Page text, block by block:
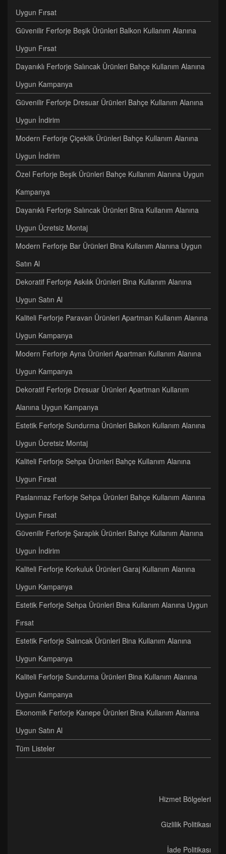
Uygun Fırsat
Güvenilir Ferforje Beşik Ürünleri Balkon Kullanım Alanına
Uygun Fırsat
Dayanıklı Ferforje Salıncak Ürünleri Bahçe Kullanım Alanına
Uygun Kampanya
Güvenilir Ferforje Dresuar Ürünleri Bahçe Kullanım Alanına
Uygun İndirim
Modern Ferforje Çiçeklik Ürünleri Bahçe Kullanım Alanına
Uygun İndirim
Özel Ferforje Beşik Ürünleri Bahçe Kullanım Alanına Uygun
Kampanya
Dayanıklı Ferforje Salıncak Ürünleri Bina Kullanım Alanına
Uygun Ücretsiz Montaj
Modern Ferforje Bar Ürünleri Bina Kullanım Alanına Uygun
Satın Al
Dekoratif Ferforje Askılık Ürünleri Bina Kullanım Alanına
Uygun Satın Al
Kaliteli Ferforje Paravan Ürünleri Apartman Kullanım Alanına
Uygun Kampanya
Modern Ferforje Ayna Ürünleri Apartman Kullanım Alanına
Uygun Kampanya
Dekoratif Ferforje Dresuar Ürünleri Apartman Kullanım
Alanına Uygun Kampanya
Estetik Ferforje Sundurma Ürünleri Balkon Kullanım Alanına
Uygun Ücretsiz Montaj
Kaliteli Ferforje Sehpa Ürünleri Bahçe Kullanım Alanına
Uygun Fırsat
Paslanmaz Ferforje Sehpa Ürünleri Bahçe Kullanım Alanına
Uygun Fırsat
Güvenilir Ferforje Şaraplık Ürünleri Bahçe Kullanım Alanına
Uygun İndirim
Kaliteli Ferforje Korkuluk Ürünleri Garaj Kullanım Alanına
Uygun Kampanya
Estetik Ferforje Sehpa Ürünleri Bina Kullanım Alanına Uygun
Fırsat
Estetik Ferforje Salıncak Ürünleri Bina Kullanım Alanına
Uygun Kampanya
Kaliteli Ferforje Sundurma Ürünleri Bina Kullanım Alanına
Uygun Kampanya
Ekonomik Ferforje Kanepe Ürünleri Bina Kullanım Alanına
Uygun Satın Al
Tüm Listeler
Hizmet Bölgeleri
Gizlilik Politikası
İade Politikası